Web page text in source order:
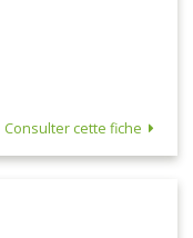
Consulter cette fiche